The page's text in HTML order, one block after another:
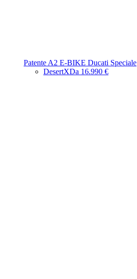
Patente A2 E-BIKE Ducati Speciale
DesertXDa 16.990 €